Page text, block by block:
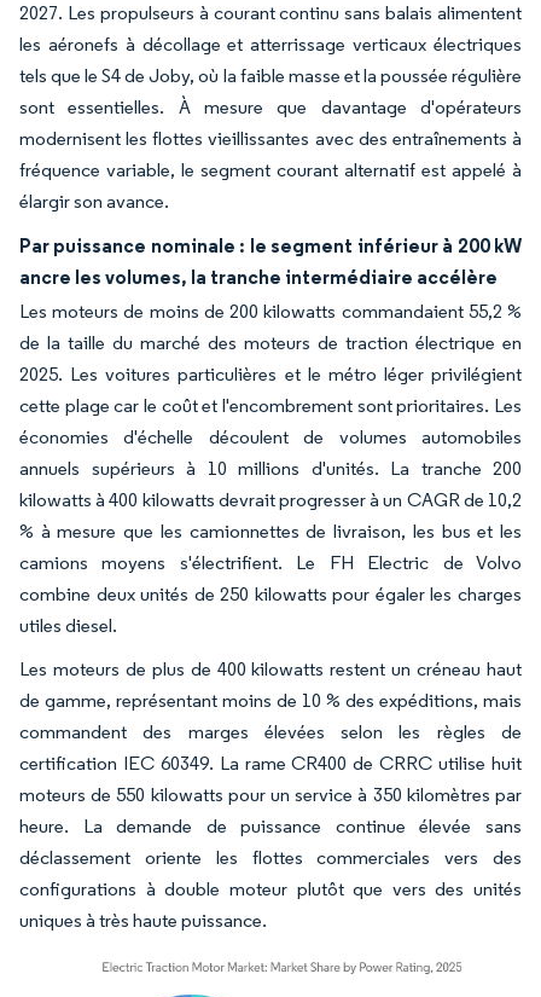
2027. Les propulseurs à courant continu sans balais alimentent
les aéronefs à décollage et atterrissage verticaux électriques
tels que le S4 de Joby, où la faible masse et la poussée régulière
sont essentielles. À mesure que davantage d'opérateurs
modernisent les flottes vieillissantes avec des entraînements à
fréquence variable, le segment courant alternatif est appelé à
élargir son avance.
Par puissance nominale : le segment inférieur à 200 kW
ancre les volumes, la tranche intermédiaire accélère
Les moteurs de moins de 200 kilowatts commandaient 55,2 %
de la taille du marché des moteurs de traction électrique en
2025. Les voitures particulières et le métro léger privilégient
cette plage car le coût et l'encombrement sont prioritaires. Les
économies d'échelle découlent de volumes automobiles
annuels supérieurs à 10 millions d'unités. La tranche 200
kilowatts à 400 kilowatts devrait progresser à un CAGR de 10,2
% à mesure que les camionnettes de livraison, les bus et les
camions moyens s'électrifient. Le FH Electric de Volvo
combine deux unités de 250 kilowatts pour égaler les charges
utiles diesel.
Les moteurs de plus de 400 kilowatts restent un créneau haut
de gamme, représentant moins de 10 % des expéditions, mais
commandent des marges élevées selon les règles de
certification IEC 60349. La rame CR400 de CRRC utilise huit
moteurs de 550 kilowatts pour un service à 350 kilomètres par
heure. La demande de puissance continue élevée sans
déclassement oriente les flottes commerciales vers des
configurations à double moteur plutôt que vers des unités
uniques à très haute puissance.